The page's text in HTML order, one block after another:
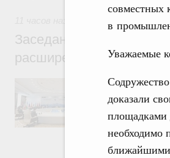
совместных
в
Уважаемые
доказали
площадками
необходимо
ближайшими
Евразийский
Заседание
расширенном составе
В повестке
обеспечение
рынка.